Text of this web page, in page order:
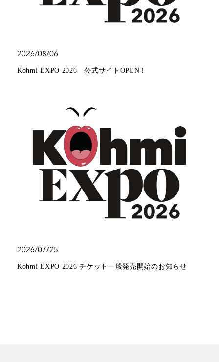
2026/08/06
Kohmi EXPO 2026 公式サイトOPEN！
2026/07/25
Kohmi EXPO 2026 チケット一般発売開始のお知らせ